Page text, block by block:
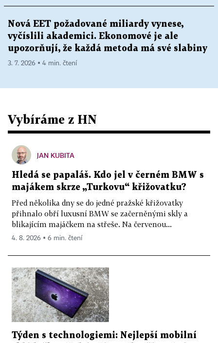
Nová EET požadované miliardy vynese,
vyčíslili akademici. Ekonomové je ale
upozorňují, že každá metoda má své slabiny
3. 7. 2026 ▪ 4 min. čtení
Vybíráme z HN
JAN KUBITA
Hledá se papaláš. Kdo jel v černém BMW s
majákem skrze „Turkovu“ křižovatku?
Před několika dny se do jedné pražské křižovatky
přihnalo obří luxusní BMW se začerněnými skly a
blikajícím majáčkem na střeše. Na červenou...
4. 8. 2026 ▪ 6 min. čtení
Týden s technologiemi: Nejlepší mobilní